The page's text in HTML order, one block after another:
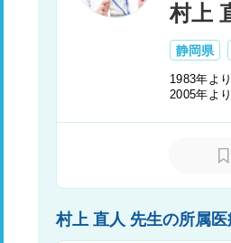
村上
静岡県
1983年よ
2005年よ
村上 直人 先生の所属医